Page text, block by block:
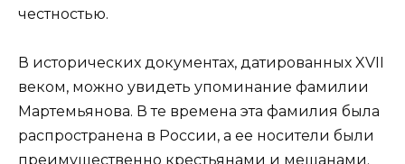
честностью.
В исторических документах, датированных XVII
веком, можно увидеть упоминание фамилии
Мартемьянова. В те времена эта фамилия была
распространена в России, а ее носители были
преимущественно крестьянами и мещанами.